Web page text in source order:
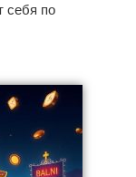
себя по